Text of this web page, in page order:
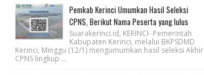
Pemkab Kerinci Umumkan Hasil Seleksi
CPNS, Berikut Nama Peserta yang lulus
Suarakerinci.id, KERINCI- Pemerintah
Kabupaten Kerinci, melalui BKPSDMD
Kerinci, Minggu (12/1) mengumumkan hasil seleksi Akhir
CPNS lingkup ...